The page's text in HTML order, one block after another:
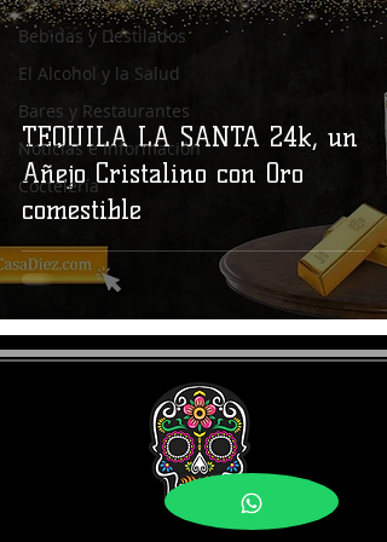
Bebidas y Destilados
El Alcohol y la Salud
Bares y Restaurantes
Noticias e Información
Coctelería
TEQUILA LA SANTA 24k, un
Añejo Cristalino con Oro
comestible